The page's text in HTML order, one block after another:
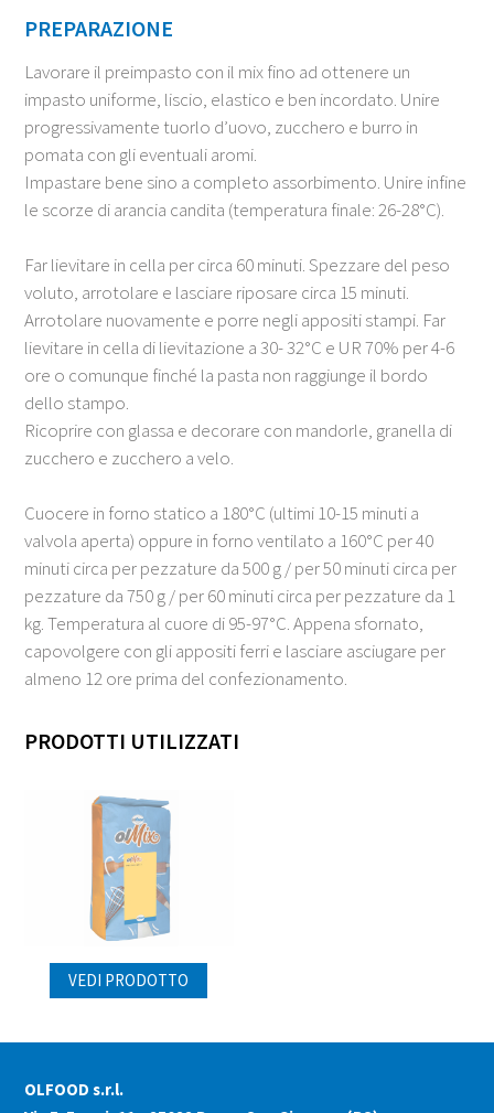
PRODOTTI UTILIZZATI
VEDI PRODOTTO
PREPARAZIONE
Lavorare il preimpasto con il mix fino ad ottenere un
impasto uniforme, liscio, elastico e ben incordato. Unire
progressivamente tuorlo d’uovo, zucchero e burro in
pomata con gli eventuali aromi.
Impastare bene sino a completo assorbimento. Unire infine
le scorze di arancia candita (temperatura finale: 26-28°C).
Far lievitare in cella per circa 60 minuti. Spezzare del peso
voluto, arrotolare e lasciare riposare circa 15 minuti.
Arrotolare nuovamente e porre negli appositi stampi. Far
lievitare in cella di lievitazione a 30- 32°C e UR 70% per 4-6
ore o comunque finché la pasta non raggiunge il bordo
dello stampo.
Ricoprire con glassa e decorare con mandorle, granella di
zucchero e zucchero a velo.
Cuocere in forno statico a 180°C (ultimi 10-15 minuti a
valvola aperta) oppure in forno ventilato a 160°C per 40
minuti circa per pezzature da 500 g / per 50 minuti circa per
pezzature da 750 g / per 60 minuti circa per pezzature da 1
kg. Temperatura al cuore di 95-97°C. Appena sfornato,
capovolgere con gli appositi ferri e lasciare asciugare per
almeno 12 ore prima del confezionamento.
OLFOOD s.r.l.